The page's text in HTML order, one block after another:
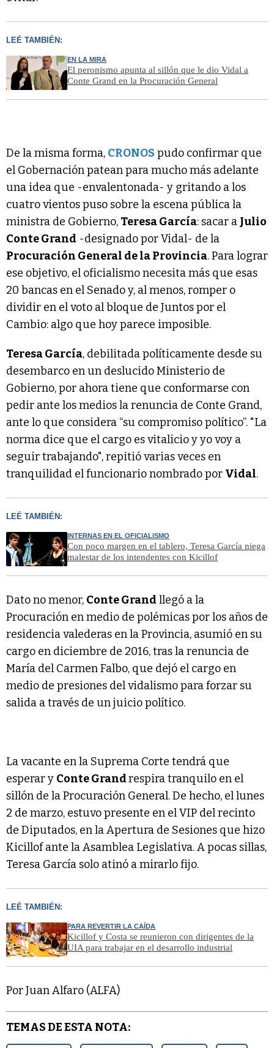
LEÉ TAMBIÉN:
EN LA MIRA
El peronismo apunta al sillón que le dio Vidal a
Conte Grand en la Procuración General
De la misma forma, CRONOS pudo confirmar que
el Gobernación patean para mucho más adelante
una idea que -envalentonada- y gritando a los
cuatro vientos puso sobre la escena pública la
ministra de Gobierno, Teresa García: sacar a Julio
Conte Grand -designado por Vidal- de la
Procuración General de la Provincia. Para lograr
ese objetivo, el oficialismo necesita más que esas
20 bancas en el Senado y, al menos, romper o
dividir en el voto al bloque de Juntos por el
Cambio: algo que hoy parece imposible.
Teresa García, debilitada políticamente desde su
desembarco en un deslucido Ministerio de
Gobierno, por ahora tiene que conformarse con
pedir ante los medios la renuncia de Conte Grand,
ante lo que considera “su compromiso político”. "La
norma dice que el cargo es vitalicio y yo voy a
seguir trabajando", repitió varias veces en
tranquilidad el funcionario nombrado por Vidal.
LEÉ TAMBIÉN:
INTERNAS EN EL OFICIALISMO
Con poco margen en el tablero, Teresa García niega
malestar de los intendentes con Kicillof
Dato no menor, Conte Grand llegó a la
Procuración en medio de polémicas por los años de
residencia valederas en la Provincia, asumió en su
cargo en diciembre de 2016, tras la renuncia de
María del Carmen Falbo, que dejó el cargo en
medio de presiones del vidalismo para forzar su
salida a través de un juicio político.
La vacante en la Suprema Corte tendrá que
esperar y Conte Grandrespira tranquilo en el
sillón de la Procuración General. De hecho, el lunes
2 de marzo, estuvo presente en el VIP del recinto
de Diputados, en la Apertura de Sesiones que hizo
Kicillof ante la Asamblea Legislativa. A pocas sillas,
Teresa García solo atinó a mirarlo fijo.
LEÉ TAMBIÉN:
PARA REVERTIR LA CAÍDA
Kicillof y Costa se reunieron con dirigentes de la
UIA para trabajar en el desarrollo industrial
Por Juan Alfaro (ALFA)
TEMAS DE ESTA NOTA: